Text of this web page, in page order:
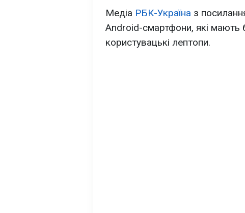
Медіа РБК-Україна з
Android-смартфони, які мають
користувацькі лептопи.